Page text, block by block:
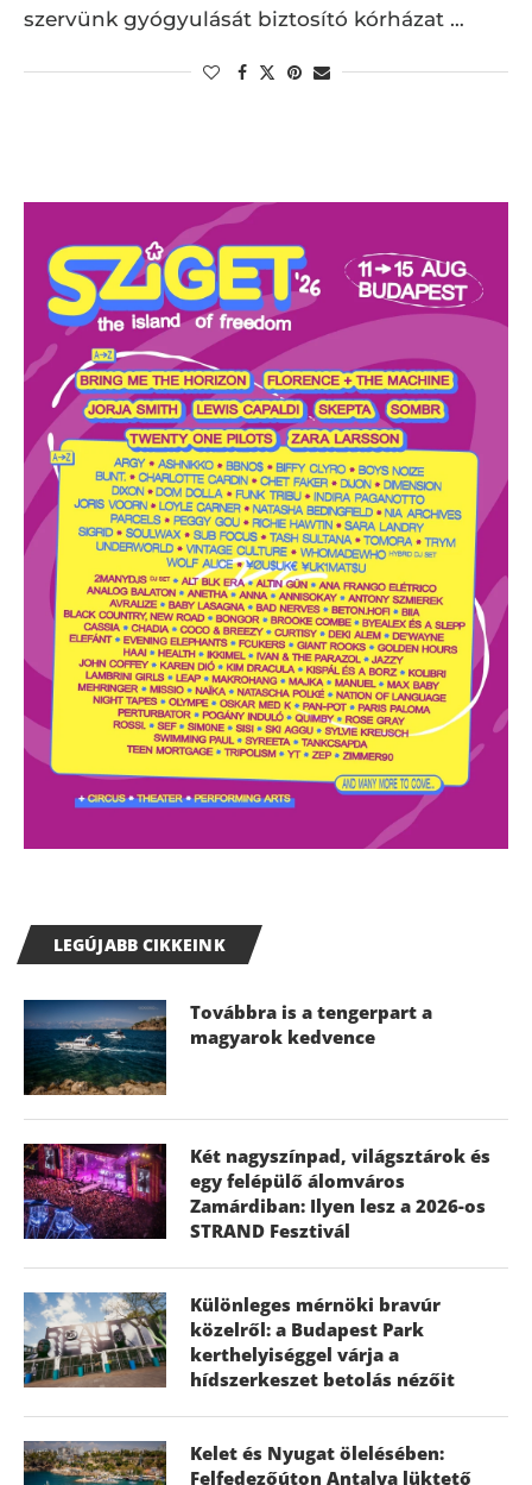
szervünk gyógyulását biztosító kórházat …
LEGÚJABB CIKKEINK
Továbbra is a tengerpart a
magyarok kedvence
Két nagyszínpad, világsztárok és
egy felépülő álomváros
Zamárdiban: Ilyen lesz a 2026-os
STRAND Fesztivál
Különleges mérnöki bravúr
közelről: a Budapest Park
kerthelyiséggel várja a
hídszerkeszet betolás nézőit
Kelet és Nyugat ölelésében:
Felfedezőúton Antalya lüktető